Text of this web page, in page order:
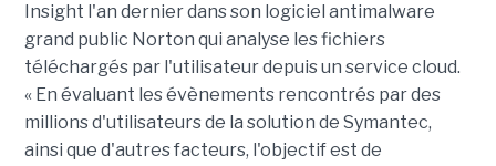
Insight l'an dernier dans son logiciel antimalware
grand public Norton qui analyse les fichiers
téléchargés par l'utilisateur depuis un service cloud.
« En évaluant les évènements rencontrés par des
millions d'utilisateurs de la solution de Symantec,
ainsi que d'autres facteurs, l'objectif est de